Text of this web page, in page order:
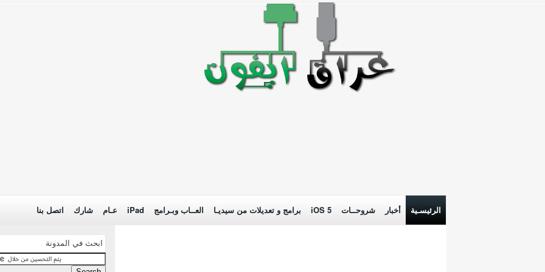
الرئيسـية أخبار شروحــات iOS 5 برامج و تعديلات من سيديـا العــاب وبـرامج iPad عـام شارك اتصل بنا